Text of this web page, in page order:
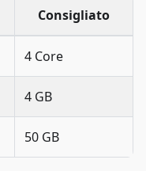
Consigliato
4 Core
4 GB
50 GB